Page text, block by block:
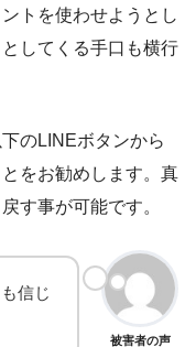
トを使わせようとし
してくる手口も横行
のLINEボタンから
をお勧めします。真
す事が可能です。
被害者の声
信じ